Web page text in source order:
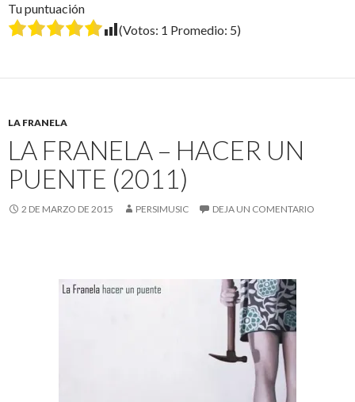
Tu puntuación
(Votos: 1 Promedio: 5)
LA FRANELA
LA FRANELA – HACER UN
PUENTE (2011)
2 DE MARZO DE 2015 PERSIMUSIC DEJA UN COMENTARIO